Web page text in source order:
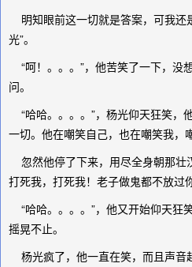
明知眼前这一切就是答案，可我还
光”。
“呵！。。。”，他苦笑了一下，没
问。
“哈哈。。。。”，杨光仰天狂笑，
一切。他在嘲笑自己，也在嘲笑我，
忽然他停了下来，用尽全身朝那壮
打死我，打死我！老子做鬼都不放过
“哈哈。。。。”，他又开始仰天狂
摇晃不止。
杨光疯了，他一直在笑，而且声音